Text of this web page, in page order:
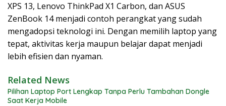
XPS 13, Lenovo ThinkPad X1 Carbon, dan ASUS
ZenBook 14 menjadi contoh perangkat yang sudah
mengadopsi teknologi ini. Dengan memilih laptop yang
tepat, aktivitas kerja maupun belajar dapat menjadi
lebih efisien dan nyaman.
Related News
Pilihan Laptop Port Lengkap Tanpa Perlu Tambahan Dongle
Saat Kerja Mobile